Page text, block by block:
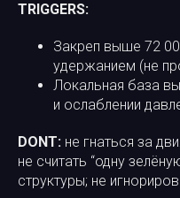
TRIGGERS:
Закреп выше 72
удержанием (не
Локальная база
и ослаблении
DONT: не гнаться за
не считать “одну
структуры; не